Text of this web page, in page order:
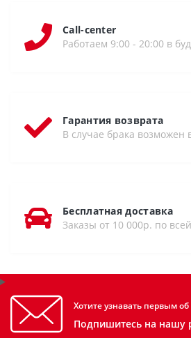
Call-center
Работаем 9:00 - 20:00 в
Гарантия возврата
В случае брака возможен
Бесплатная доставка
Заказы от 10 000р. по
Хотите узнавать первым
Подпишитесь на нашу